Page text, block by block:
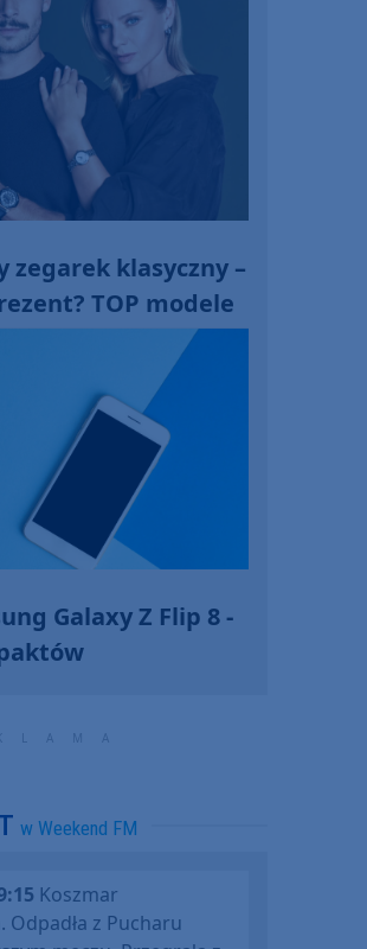
zegarek klasyczny –
TOP modele
Galaxy Z Flip 8 -
w Weekend FM
Koszmar
Odpadła z Pucharu